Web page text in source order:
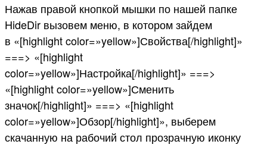
Нажав правой кнопкой мышки по нашей папке
HideDir вызовем меню, в котором зайдем
в «[highlight color=»yellow»]Свойства[/highlight]»
===> «[highlight
color=»yellow»]Настройка[/highlight]» ===>
«[highlight color=»yellow»]Сменить
значок[/highlight]» ===> «[highlight
color=»yellow»]Обзор[/highlight]», выберем
скачанную на рабочий стол прозрачную иконку